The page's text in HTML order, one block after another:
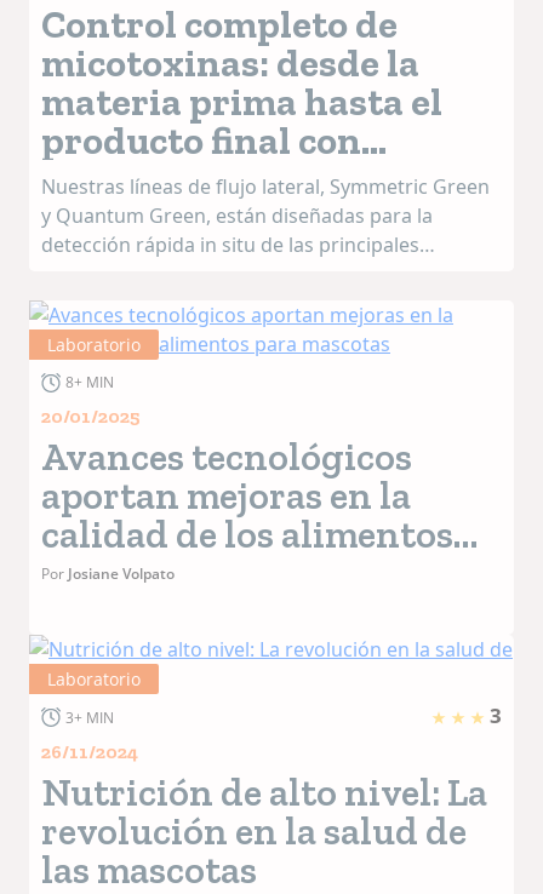
Control completo de
micotoxinas: desde la
materia prima hasta el
producto final con
ProGnosis Biotech
Nuestras líneas de flujo lateral, Symmetric Green
y Quantum Green, están diseñadas para la
detección rápida in situ de las principales
para la producción de piensos. La serie Symmetr...
Laboratorio
8+ MIN
20/01/2025
Avances tecnológicos
aportan mejoras en la
calidad de los alimentos
para mascotas
Por Josiane Volpato
Laboratorio
3+ MIN 3
26/11/2024
Nutrición de alto nivel: La
revolución en la salud de
las mascotas